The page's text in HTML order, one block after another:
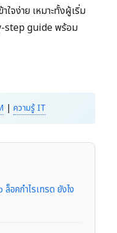
จง่าย เหมาะทั้งผู้เริ่ม
step guide พร้อม
| ความรู้ IT
คกำไรเทรด ยังไง